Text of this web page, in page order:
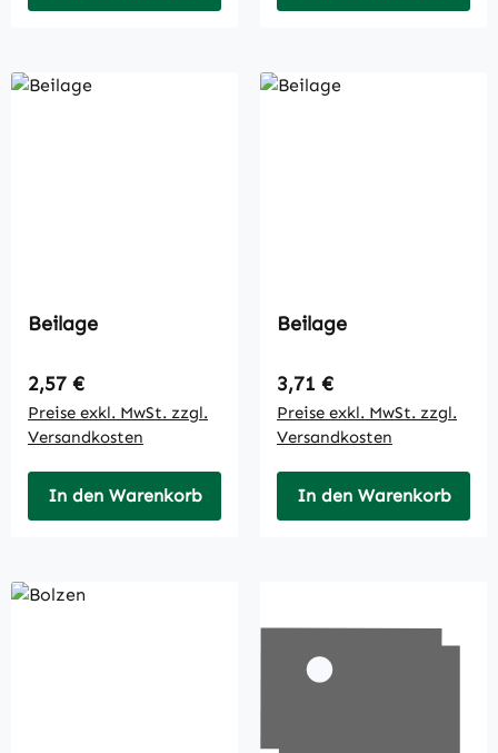
Beilage
Regulärer Preis:
2,57 €
Preise exkl. MwSt. zzgl.
Versandkosten
In den Warenkorb
Beilage
Regulärer Preis:
3,71 €
Preise exkl. MwSt. zzgl.
Versandkosten
In den Warenkorb